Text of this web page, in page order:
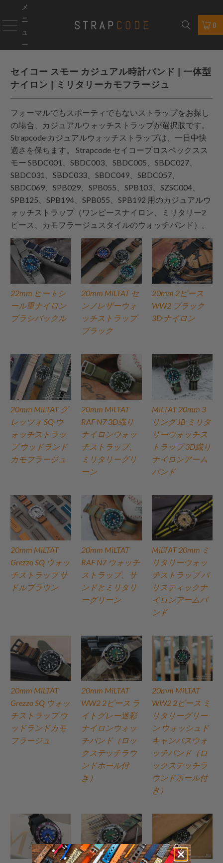
メ
ニ
ュ
ー
0
セイコー スモー カジュアル時計バンド | 一体型
ナイロン | ミリタリーカモフラージュ
フォーマルでもスポーティでもないストラップをお探し
の場合、カジュアルウォッチストラップが選択肢です。
Strapcode カジュアルウォッチストラップは、一日中快
適さを保ちます。Strapcode セイコープロスペックスス
モー SBDC001、SBDC003、SBDC005、SBDC027、
SBDC031、SBDC033、SBDC049、SBDC057、
SBDC069、SPB029、SPB055、SPB103、SZSC004、
SPB125、SPB194、SPB055、SPB192 用のカジュアルウ
ォッチストラップ（ ワンピースナイロン 、ミリタリー2
ピース、カモフラージュスタイルのウォッチバンド）。
22mm ヒートシ
ール重ナイロン
ブラシバックル
20mm MiLTAT セ
ンノレザーウォ
ッチストラップ
ブラック
20mm 2ピース
WW2 ブラック
3D ナイロン
20mm MiLTAT グ
レッツォ SQ ウ
ォッチストラッ
プ ウッドランド
カモフラージュ
20mm MiLTAT
RAF N7 3D織り
ナイロンウォッ
チストラップ、
ミリタリーグリ
ーン
MiLTAT 20mm 3
リング JB ミリタ
リーウォッチス
トラップ 3D織り
ナイロンアーム
バンド
20mm MiLTAT
Grezzo SQ ウォッ
チストラップ サ
ドルブラウン
20mm MiLTAT
RAF N7 ウォッチ
ストラップ、サ
ンドとミリタリ
ーグリーン
MiLTAT 20mm ミ
リタリーウォッ
チストラップ バ
リスティックナ
イロンアームバ
ンド
20mm MiLTAT
Grezzo SQ ウォッ
チストラップ ウ
ッドランドカモ
フラージュ
20mm MiLTAT
WW2 2ピース ラ
イトグレー迷彩
ナイロンウォッ
チバンド（ロッ
クステッチラウ
ンドホール付
き）
20mm MiLTAT
WW2 2ピース ミ
リタリーグリー
ン ウォッシュド
キャンバスウォ
ッチバンド（ロ
ックステッチラ
ウンドホール付
き）